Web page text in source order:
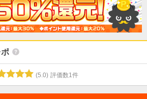
(5.0) 評価数1件